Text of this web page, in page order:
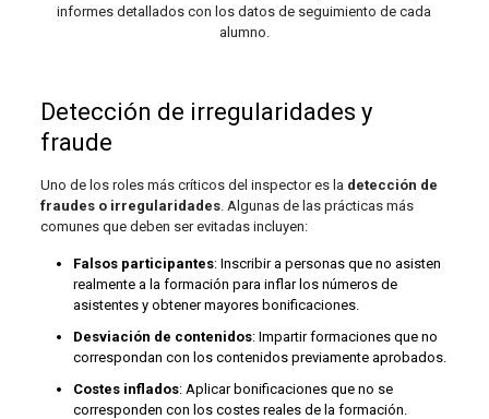
informes detallados con los datos de seguimiento de cada
alumno.
Detección de irregularidades y
fraude
Uno de los roles más críticos del inspector es la detección de
fraudes o irregularidades. Algunas de las prácticas más
comunes que deben ser evitadas incluyen:
Falsos participantes: Inscribir a personas que no asisten
realmente a la formación para inflar los números de
asistentes y obtener mayores bonificaciones.
Desviación de contenidos: Impartir formaciones que no
correspondan con los contenidos previamente aprobados.
Costes inflados: Aplicar bonificaciones que no se
corresponden con los costes reales de la formación.